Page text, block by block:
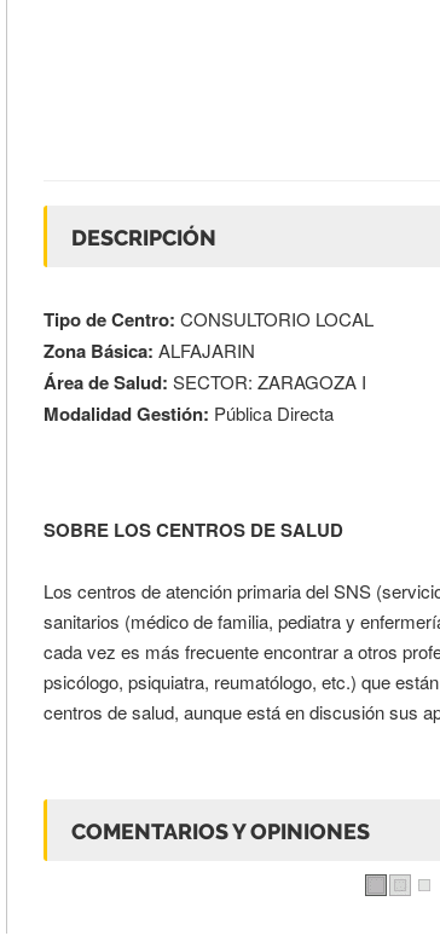
DESCRIPCIÓN
Tipo de Centro: CONSULTORIO LOCAL
Zona Básica: ALFAJARIN
Área de Salud: SECTOR: ZARAGOZA I
Modalidad Gestión: Pública Directa
SOBRE LOS CENTROS DE SALUD
Los centros de atención primaria del SNS
sanitarios (médico de familia, pediatra y
cada vez es más frecuente encontrar a otros
psicólogo, psiquiatra, reumatólogo, etc.) que
centros de salud, aunque está en discusión sus
COMENTARIOS Y OPINIONES